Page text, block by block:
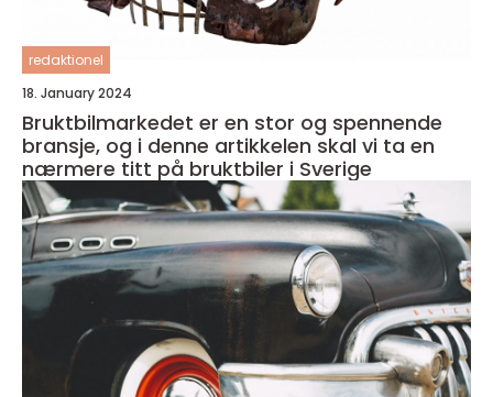
redaktionel
18. January 2024
Bruktbilmarkedet er en stor og spennende
bransje, og i denne artikkelen skal vi ta en
nærmere titt på bruktbiler i Sverige